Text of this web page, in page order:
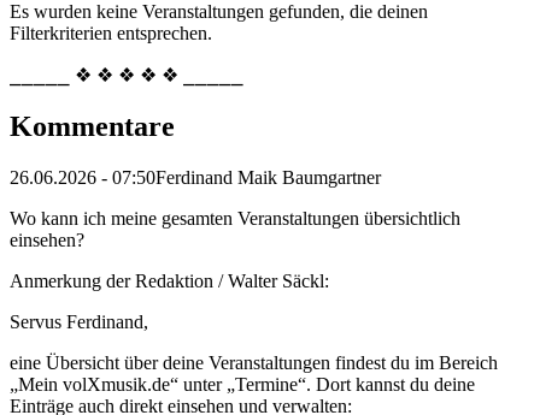
Es wurden keine Veranstaltungen gefunden, die deinen
Filterkriterien entsprechen.
⎯⎯⎯⎯⎯ ❖ ❖ ❖ ❖ ❖ ⎯⎯⎯⎯⎯
Kommentare
26.06.2026 - 07:50Ferdinand Maik Baumgartner
Wo kann ich meine gesamten Veranstaltungen übersichtlich
einsehen?
Anmerkung der Redaktion /Walter Säckl:
Servus Ferdinand,
eine Übersicht über deine Veranstaltungen findest du im Bereich
„Mein volXmusik.de“ unter „Termine“. Dort kannst du deine
Einträge auch direkt einsehen und verwalten: